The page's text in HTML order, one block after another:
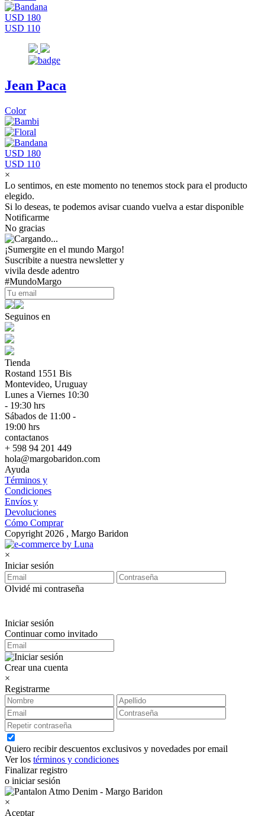
USD 180
USD 110
Jean Paca
Color
USD 180
USD 110
×
Lo sentimos, en este momento no tenemos stock para el producto
elegido.
Si lo deseas, te podemos avisar cuando vuelva a estar disponible
Notificarme
No gracias
¡Sumergite en el mundo Margo!
Suscribite a nuestra newsletter y
vivila desde adentro
#MundoMargo
Seguinos en
Tienda
Rostand 1551 Bis
Montevideo, Uruguay
Lunes a Viernes 10:30
- 19:30 hrs
Sábados de 11:00 -
19:00 hrs
contactanos
+ 598 94 201 449
hola@margobaridon.com
Ayuda
Términos y
Condiciones
Envíos y
Devoluciones
Cómo Comprar
Copyright 2026 , Margo Baridon
×
Iniciar sesión
Olvidé mi contraseña
Iniciar sesión
Continuar como invitado
Crear una cuenta
×
Registrarme
Quiero recibir descuentos exclusivos y novedades por email
Ver los términos y condiciones
Finalizar registro
o iniciar sesión
×
Aceptar